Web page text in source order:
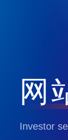
网
Investor